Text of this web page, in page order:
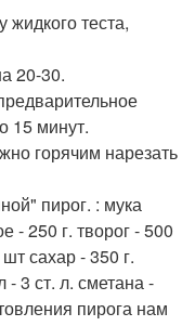
теста,
20-30.
15 минут.
горячим нарезать
пирог. : мука
- 250 г. творог - 500
сахар - 350 г.
3 ст. л. сметана -
пирога нам